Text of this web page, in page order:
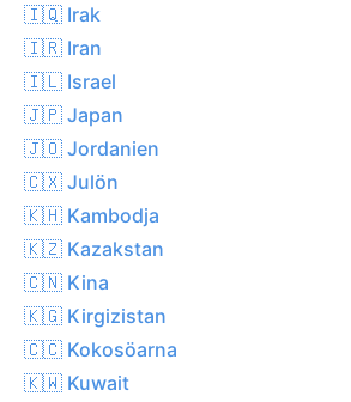
🇮🇶 Irak
🇮🇷 Iran
🇮🇱 Israel
🇯🇵 Japan
🇯🇴 Jordanien
🇨🇽 Julön
🇰🇭 Kambodja
🇰🇿 Kazakstan
🇨🇳 Kina
🇰🇬 Kirgizistan
🇨🇨 Kokosöarna
🇰🇼 Kuwait